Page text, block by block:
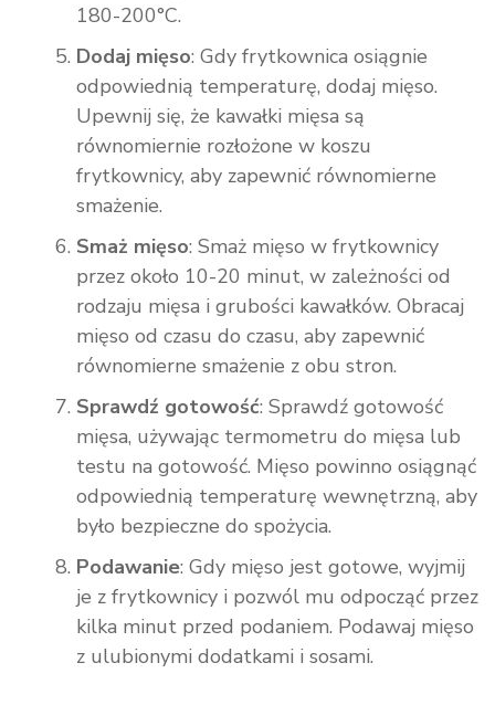
180-200°C.
Dodaj mięso: Gdy frytkownica osiągnie
odpowiednią temperaturę, dodaj mięso.
Upewnij się, że kawałki mięsa są
równomiernie rozłożone w koszu
frytkownicy, aby zapewnić równomierne
smażenie.
Smaż mięso: Smaż mięso w frytkownicy
przez około 10-20 minut, w zależności od
rodzaju mięsa i grubości kawałków. Obracaj
mięso od czasu do czasu, aby zapewnić
równomierne smażenie z obu stron.
Sprawdź gotowość: Sprawdź gotowość
mięsa, używając termometru do mięsa lub
testu na gotowość. Mięso powinno osiągnąć
odpowiednią temperaturę wewnętrzną, aby
było bezpieczne do spożycia.
Podawanie: Gdy mięso jest gotowe, wyjmij
je z frytkownicy i pozwól mu odpocząć przez
kilka minut przed podaniem. Podawaj mięso
z ulubionymi dodatkami i sosami.